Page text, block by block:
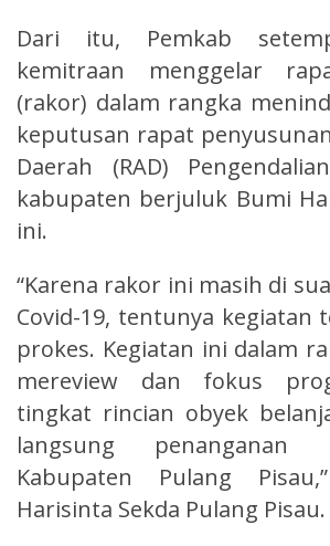
Dari itu, Pemkab
kemitraan menggelar
(rakor) dalam rangka
keputusan rapat
Daerah (RAD)
kabupaten berjuluk Bumi
ini.
“Karena rakor ini masih di
Covid-19, tentunya kegiatan
prokes. Kegiatan ini dalam
mereview dan fokus
tingkat rincian obyek
langsung
Kabupaten Pulang
Harisinta Sekda Pulang Pisau.